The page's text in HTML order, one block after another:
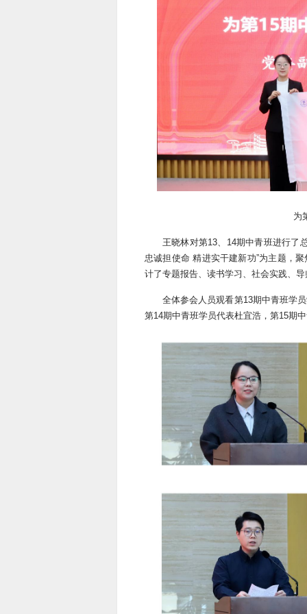
为
王晓林对第13、14期中青班进行了
忠诚担使命 精进实干建新功”为主题，
计了专题报告、读书学习、社会实践、
全体参会人员观看第13期中青班学
第14期中青班学员代表杜宜浩，第15期